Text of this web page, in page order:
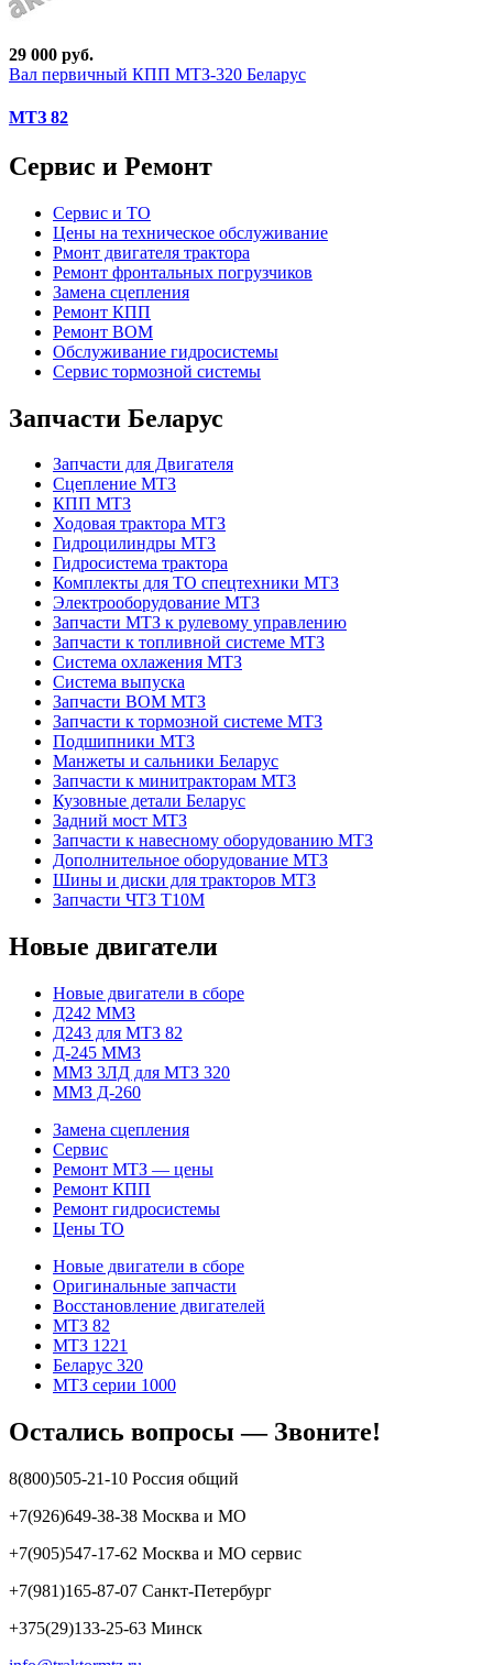
29 000 руб.
Вал первичный КПП МТЗ-320 Беларус
МТЗ 82
Сервис и Ремонт
Сервис и ТО
Цены на техническое обслуживание
Рмонт двигателя трактора
Ремонт фронтальных погрузчиков
Замена сцепления
Ремонт КПП
Ремонт ВОМ
Обслуживание гидросистемы
Сервис тормозной системы
Запчасти Беларус
Запчасти для Двигателя
Сцепление МТЗ
КПП МТЗ
Ходовая трактора МТЗ
Гидроцилиндры МТЗ
Гидросистема трактора
Комплекты для ТО спецтехники МТЗ
Электрооборудование МТЗ
Запчасти МТЗ к рулевому управлению
Запчасти к топливной системе МТЗ
Система охлажения МТЗ
Система выпуска
Запчасти ВОМ МТЗ
Запчасти к тормозной системе МТЗ
Подшипники МТЗ
Манжеты и сальники Беларус
Запчасти к минитракторам МТЗ
Кузовные детали Беларус
Задний мост МТЗ
Запчасти к навесному оборудованию МТЗ
Дополнительное оборудование МТЗ
Шины и диски для тракторов МТЗ
Запчасти ЧТЗ Т10М
Новые двигатели
Новые двигатели в сборе
Д242 ММЗ
Д243 для МТЗ 82
Д-245 ММЗ
ММЗ 3ЛД для МТЗ 320
ММЗ Д-260
Замена сцепления
Сервис
Ремонт МТЗ — цены
Ремонт КПП
Ремонт гидросистемы
Цены ТО
Новые двигатели в сборе
Оригинальные запчасти
Восстановление двигателей
МТЗ 82
МТЗ 1221
Беларус 320
МТЗ серии 1000
Остались вопросы — Звоните!
8(800)505-21-10 Россия общий
+7(926)649-38-38 Москва и МО
+7(905)547-17-62 Москва и МО сервис
+7(981)165-87-07 Санкт-Петербург
+375(29)133-25-63 Минск